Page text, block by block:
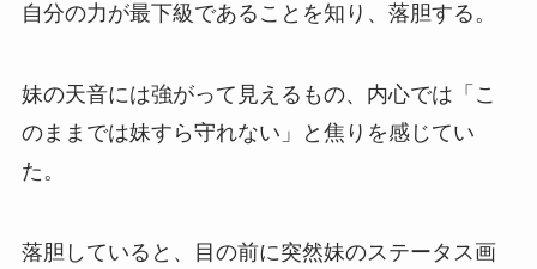
自分の力が最下級であることを知り、落胆する。
妹の天音には強がって見えるもの、内心では「こ
のままでは妹すら守れない」と焦りを感じてい
た。
落胆していると、目の前に突然妹のステータス画